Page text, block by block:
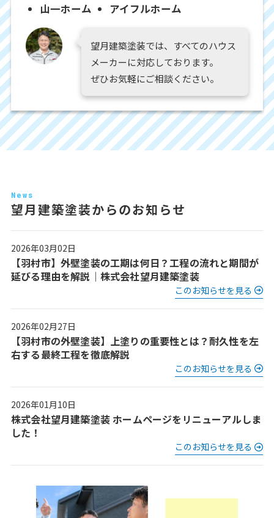
山一ホーム
アイフルホーム
望月建築塗装では、すべてのハウス
メーカーに対応しております。
ぜひお気軽にご相談ください。
News
望月建築塗装からのお知らせ
2026年03月02日
【羽村市】外壁塗装の工期は何日？工程の流れと期間が
延びる理由を解説｜株式会社望月建築塗装
このお知らせを見る
2026年02月27日
【羽村市の外壁塗装】上塗りの重要性とは？耐久性を左
右する最終工程を徹底解説
このお知らせを見る
2026年01月10日
株式会社望月建築塗装 ホームページをリニューアルしま
した！
このお知らせを見る